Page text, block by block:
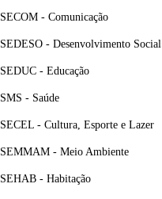
SECOM - Comunicação
SEDESO - Desenvolvimento Social
SEDUC - Educação
SMS - Saúde
SECEL - Cultura, Esporte e Lazer
SEMMAM - Meio Ambiente
SEHAB - Habitação